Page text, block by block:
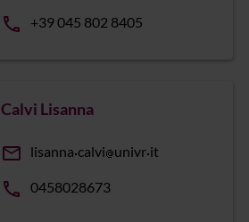
phone +39 045 802 8405
Calvi Lisanna
email lisanna calvi univr it
phone 0458028673